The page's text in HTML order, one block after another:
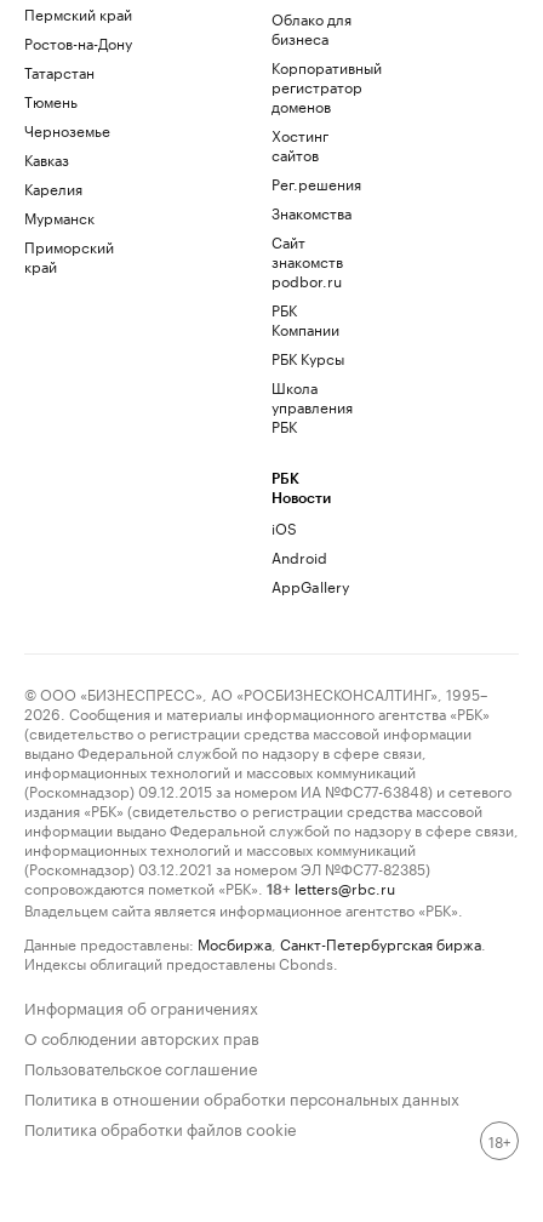
Пермский край
Ростов-на-Дону
Татарстан
Тюмень
Черноземье
Кавказ
Карелия
Мурманск
Приморский
край
Облако для
бизнеса
Корпоративный
регистратор
доменов
Хостинг
сайтов
Рег.решения
Знакомства
Сайт
знакомств
podbor.ru
РБК
Компании
РБК Курсы
Школа
управления
РБК
РБК
Новости
iOS
Android
AppGallery
© ООО «БИЗНЕСПРЕСС», АО «РОСБИЗНЕСКОНСАЛТИНГ», 1995–
2026. Сообщения и материалы информационного агентства «РБК»
(свидетельство о регистрации средства массовой информации
выдано Федеральной службой по надзору в сфере связи,
информационных технологий и массовых коммуникаций
(Роскомнадзор) 09.12.2015 за номером ИА №ФС77-63848) и сетевого
издания «РБК» (свидетельство о регистрации средства массовой
информации выдано Федеральной службой по надзору в сфере связи,
информационных технологий и массовых коммуникаций
(Роскомнадзор) 03.12.2021 за номером ЭЛ №ФС77-82385)
сопровождаются пометкой «РБК».
18+ letters@rbc.ru
Владельцем сайта является информационное агентство «РБК».
Данные предоставлены: Мосбиржа Санкт-Петербургская биржа
Индексы облигаций предоставлены Cbonds.
Информация об ограничениях
О соблюдении авторских прав
Пользовательское соглашение
Политика в отношении обработки персональных данных
Политика обработки файлов cookie
18+